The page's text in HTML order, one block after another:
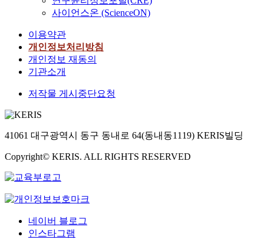
사이언스온 (ScienceON)
이용약관
개인정보처리방침
개인정보 재동의
기관소개
저작물 게시중단요청
41061 대구광역시 동구 동내로 64(동내동1119) KERIS빌딩
Copyright© KERIS. ALL RIGHTS RESERVED
네이버 블로그
인스타그램